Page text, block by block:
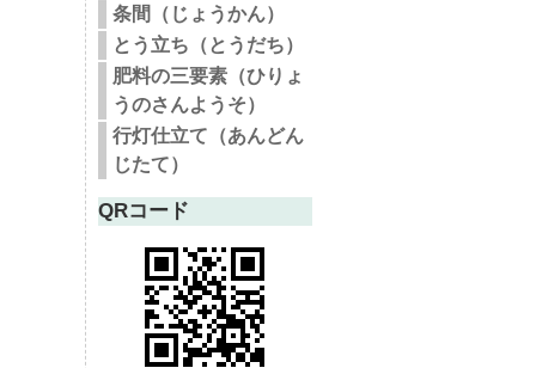
条間（じょうかん）
とう立ち（とうだち）
肥料の三要素（ひりょ
うのさんようそ）
行灯仕立て（あんどん
じたて）
QRコード